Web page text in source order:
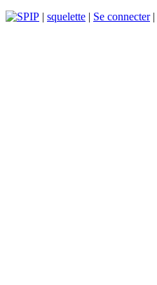
| squelette | Se connecter|